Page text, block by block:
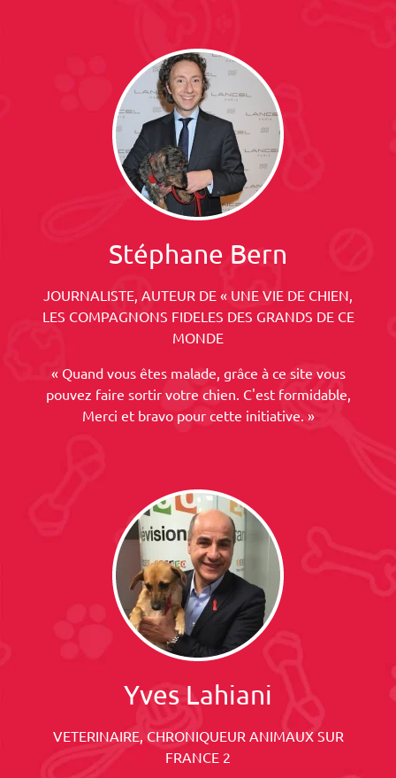
Stéphane Bern
JOURNALISTE, AUTEUR DE « UNE VIE DE CHIEN,
LES COMPAGNONS FIDELES DES GRANDS DE CE
MONDE
« Quand vous êtes malade, grâce à ce site vous
pouvez faire sortir votre chien. C'est formidable,
Merci et bravo pour cette initiative. »
Yves Lahiani
VETERINAIRE, CHRONIQUEUR ANIMAUX SUR
FRANCE 2